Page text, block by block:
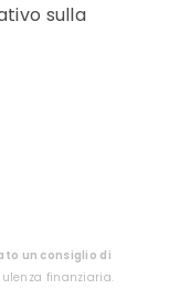
sulla
un consiglio di
finanziaria.